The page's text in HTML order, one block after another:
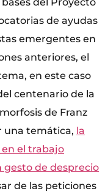
de ayudas
emergentes en
anteriores, el
en este caso
centenario de la
de Franz
una temática, la
el trabajo
gesto de desprecio
de las peticiones